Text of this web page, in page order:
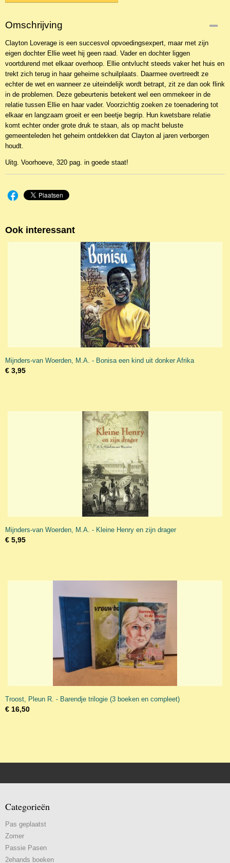
Omschrijving
Clayton Loverage is een succesvol opvoedingsexpert, maar met zijn
eigen dochter Ellie weet hij geen raad. Vader en dochter liggen
voortdurend met elkaar overhoop. Ellie ontvlucht steeds vaker het huis en
trekt zich terug in haar geheime schuilplaats. Daarmee overtreedt ze
echter de wet en wanneer ze uiteindelijk wordt betrapt, zit ze dan ook flink
in de problemen. Deze gebeurtenis betekent wel een ommekeer in de
relatie tussen Ellie en haar vader. Voorzichtig zoeken ze toenadering tot
elkaar en langzaam groeit er een beetje begrip. Hun kwetsbare relatie
komt echter onder grote druk te staan, als op macht beluste
gemeenteleden het geheim ontdekken dat Clayton al jaren verborgen
houdt.
Uitg. Voorhoeve, 320 pag. in goede staat!
Ook interessant
Mijnders-van Woerden, M.A. - Bonisa een kind uit donker Afrika
€ 3,95
Mijnders-van Woerden, M.A. - Kleine Henry en zijn drager
€ 5,95
Troost, Pleun R. - Barendje trilogie (3 boeken en compleet)
€ 16,50
Categorieën
Pas geplaatst
Zomer
Passie Pasen
2ehands boeken